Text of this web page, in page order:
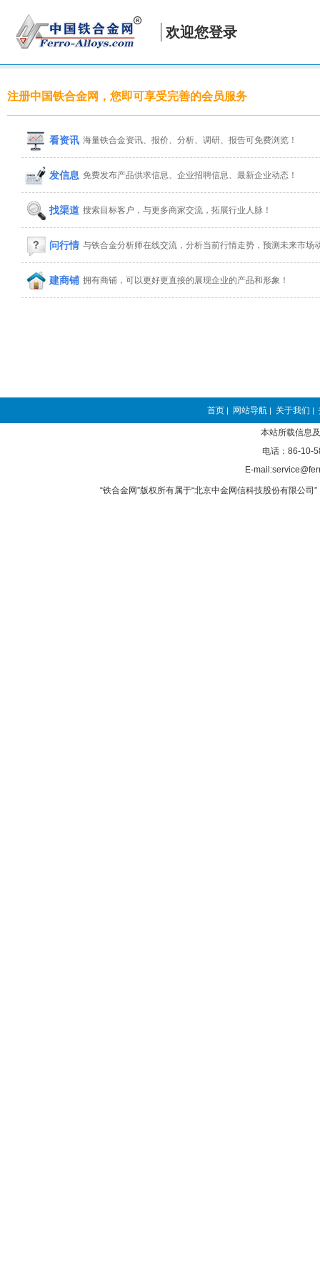
欢迎您登录
注册中国铁合金网，您即可享受完善的会员服务
看资讯 海量铁合金资讯、报价、分析、调研、报告可免费浏览！
发信息 免费发布产品供求信息、企业招聘信息、最新企业动态！
找渠道 搜索目标客户，与更多商家交流，拓展行业人脉！
问行情 与铁合金分析师在线交流，分析当前行情走势，预测未来市场
建商铺 拥有商铺，可以更好更直接的展现企业的产品和形象！
首页 | 网站导航 | 关于我们 |
本站所载信息
电话：86-10-
E-
“铁合金网”版权所有属于“北京中金网信科技股份有限公司